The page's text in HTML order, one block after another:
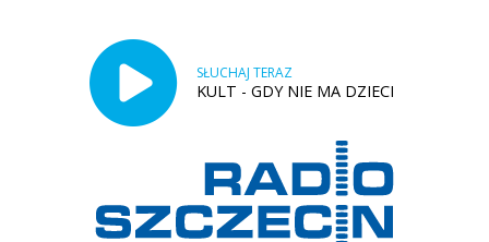
SŁUCHAJ TERAZ
KULT - GDY NIE MA DZIECI